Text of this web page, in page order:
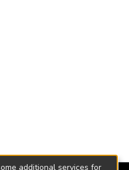
additional services for